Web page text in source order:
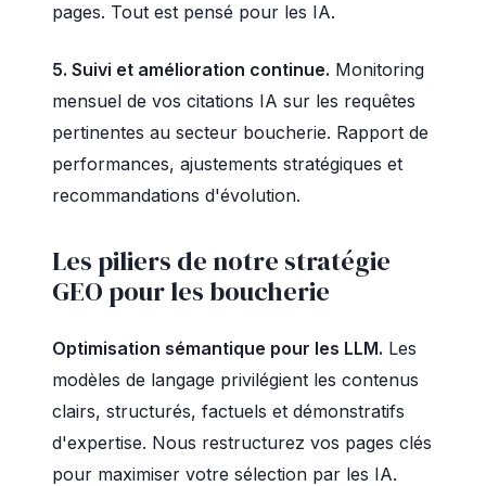
pages. Tout est pensé pour les IA.
5. Suivi et amélioration continue. Monitoring
mensuel de vos citations IA sur les requêtes
pertinentes au secteur boucherie. Rapport de
performances, ajustements stratégiques et
recommandations d'évolution.
Les piliers de notre stratégie
GEO pour les boucherie
Optimisation sémantique pour les LLM. Les
modèles de langage privilégient les contenus
clairs, structurés, factuels et démonstratifs
d'expertise. Nous restructurez vos pages clés
pour maximiser votre sélection par les IA.